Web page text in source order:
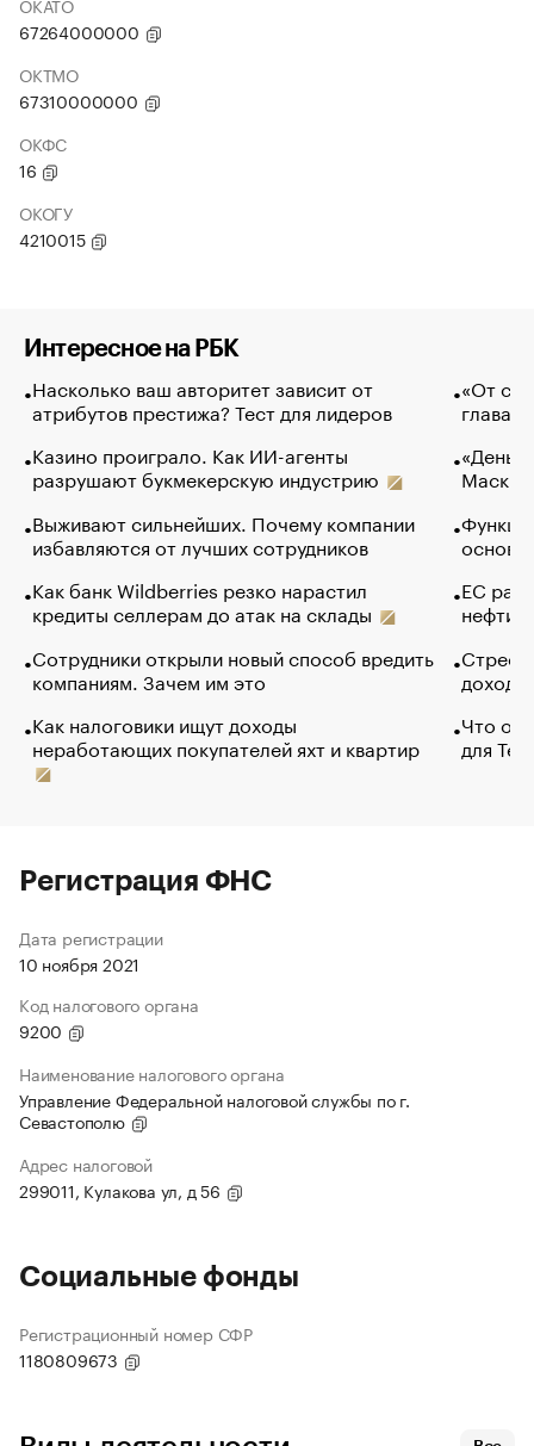
67264000000
ОКТМО
67310000000
ОКФС
16
ОКОГУ
4210015
Интересное на РБК
Насколько ваш авторитет зависит от
атрибутов престижа? Тест для лидеров
Казино проиграло. Как ИИ-агенты
разрушают букмекерскую индустрию
Выживают сильнейших. Почему компании
избавляются от лучших сотрудников
Как банк Wildberries резко нарастил
кредиты селлерам до атак на склады
Сотрудники открыли новый способ вредить
компаниям. Зачем им это
Как налоговики ищут доходы
неработающих покупателей яхт и квартир
«От
глава
Маск в
основ
ЕС
нефти
Что
для
Регистрация ФНС
Дата регистрации
10 ноября 2021
Код налогового органа
9200
Наименование налогового органа
Управление Федеральной налоговой службы по г.
Севастополю
Адрес налоговой
299011, Кулакова ул, д 56
Социальные фонды
Регистрационный номер СФР
1180809673